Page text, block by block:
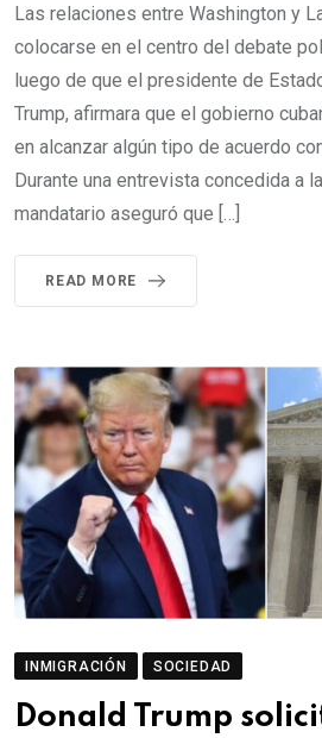
Las relaciones entre Washington y
colocarse en el centro del debate
luego de que el presidente de
Trump, afirmara que el gobierno
en alcanzar algún tipo de acuerdo
Durante una entrevista concedida a
mandatario aseguró que […]
READ MORE
INMIGRACIÓN SOCIEDAD
Donald Trump